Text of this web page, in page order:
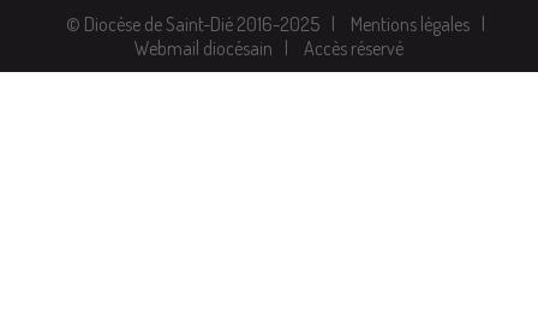
© Diocèse de Saint-Dié 2016-2025
Mentions légales
Webmail diocésain
Accès réservé